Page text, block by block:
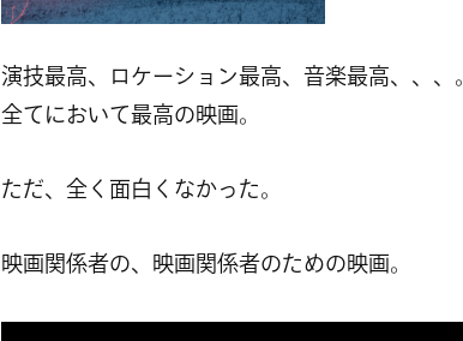
演技最高、ロケーション最高、音楽最高、、、。
全てにおいて最高の映画。
ただ、全く面白くなかった。
映画関係者の、映画関係者のための映画。